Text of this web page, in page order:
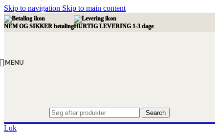
Skip to navigation Skip to main content
NEM OG SIKKER betalingHURTIG LEVERING 1-3 dage
MENU
Search
Luk